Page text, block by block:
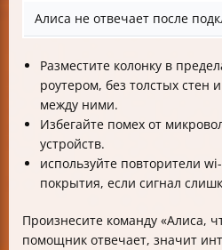
Алиса не отвечает после
Разместите колонку в
роутером, без толстых стен
между ними.
Избегайте помех от
устройств.
используйте повторители
покрытия, если сигнал
Произнесите команду «Алиса,
помощник отвечает, значит